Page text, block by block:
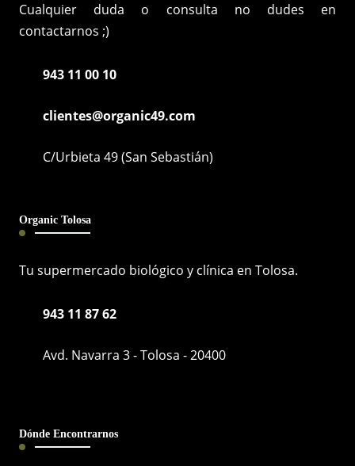
Cualquier duda o consulta no dudes en
contactarnos ;)
943 11 00 10
clientes@organic49.com
C/Urbieta 49 (San Sebastián)
Organic Tolosa
Tu supermercado biológico y clínica en Tolosa.
943 11 87 62
Avd. Navarra 3 - Tolosa - 20400
Dónde Encontrarnos